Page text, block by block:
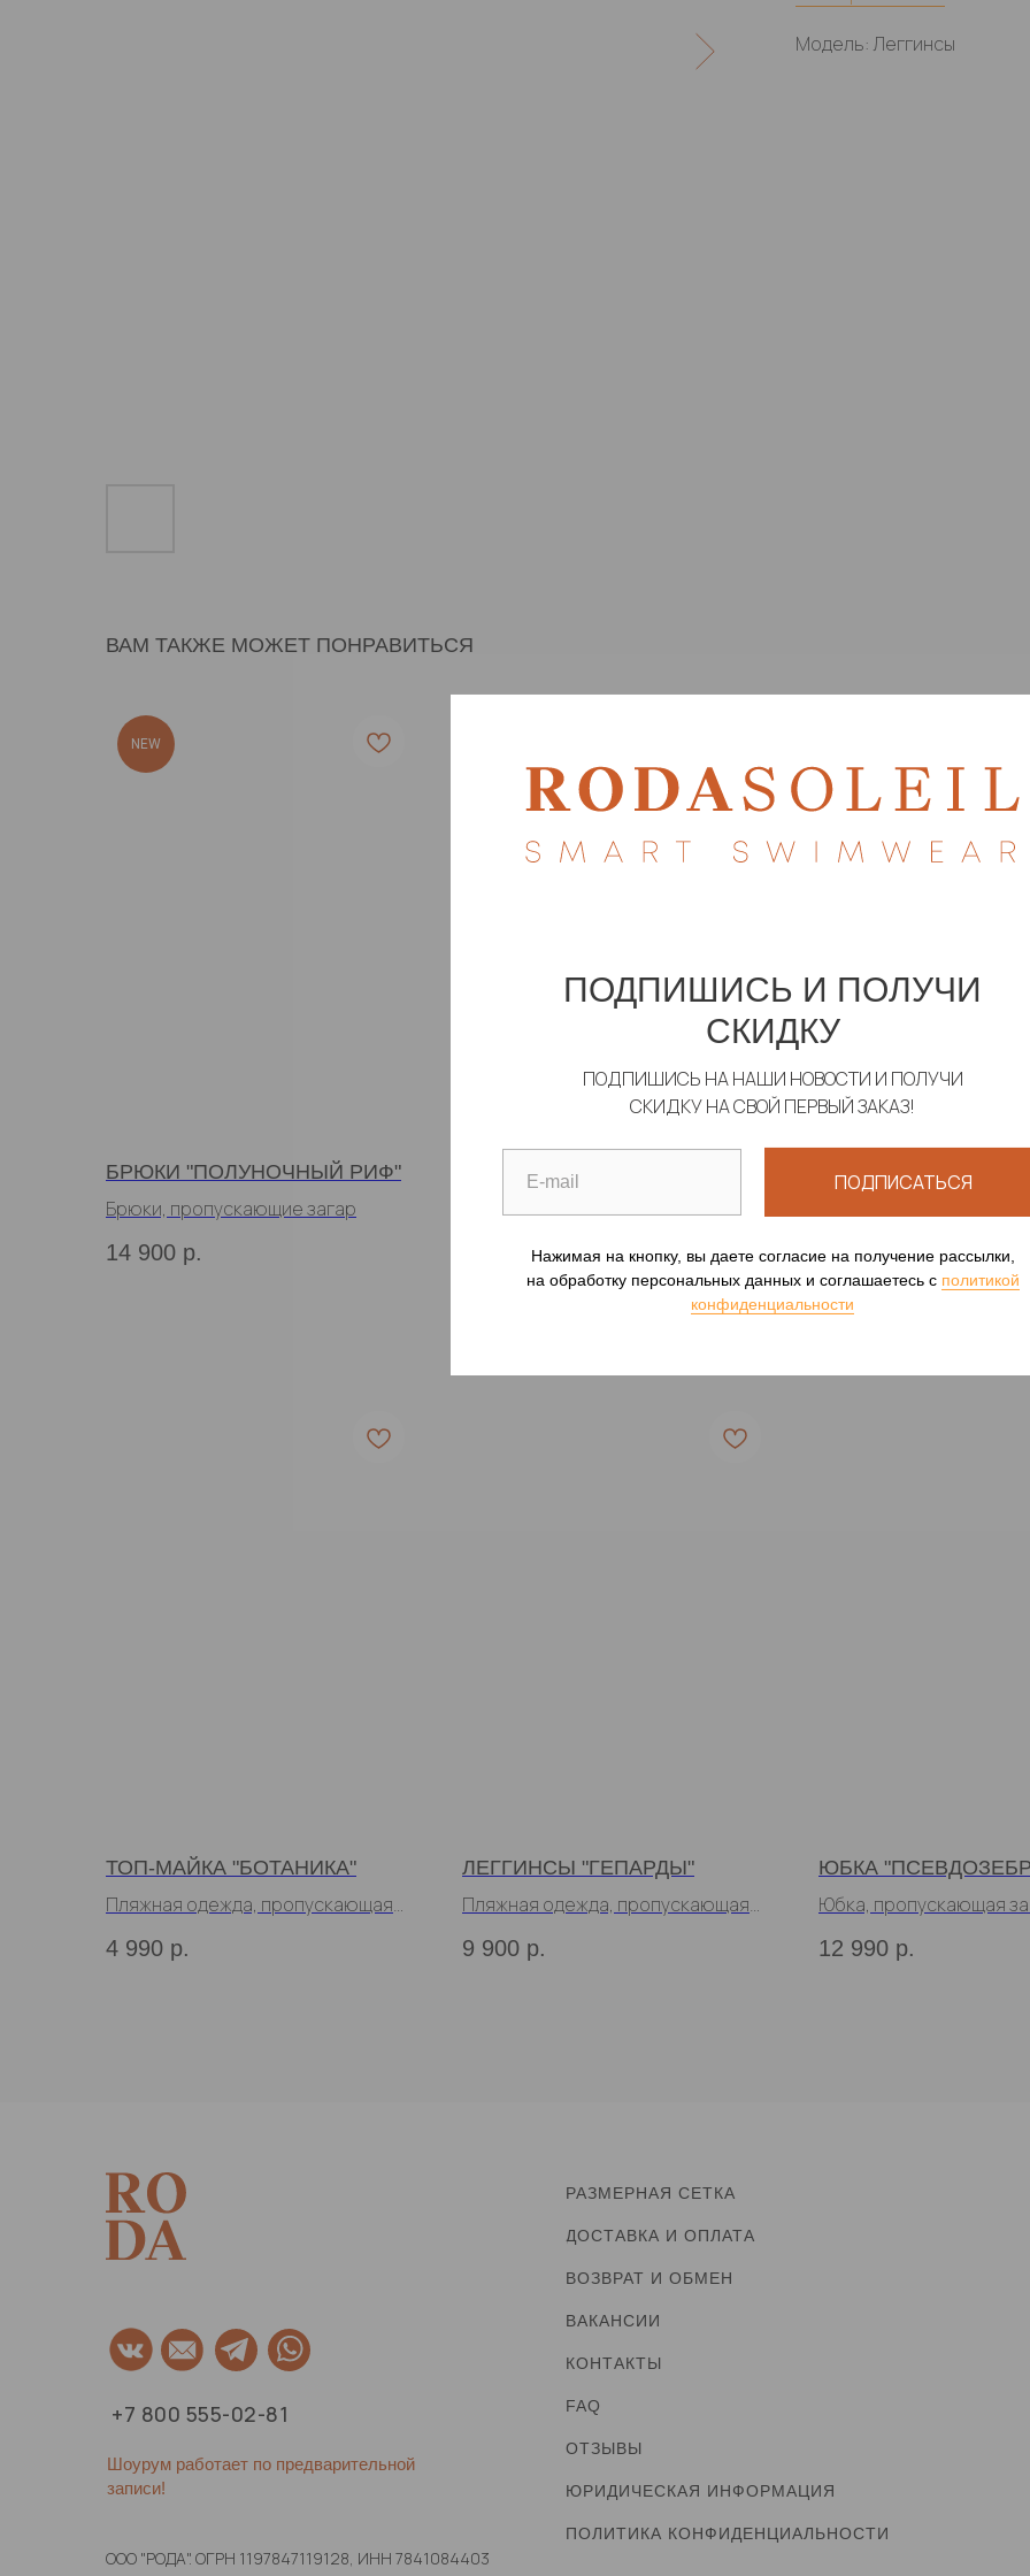
Модель: Леггинсы
ВАМ ТАКЖЕ МОЖЕТ ПОНРАВИТЬСЯ
NEW
БРЮКИ "ПОЛУНОЧНЫЙ РИФ"
Брюки, пропускающие загар
14 900 р.
ТУНИКА С КАПЮШОНОМ
17 100 р.
ТУНИКА
загар
16 100 р.
ТОП-МАЙКА "БОТАНИКА"
Пляжная одежда, пропускающая
4 990 р.
ЛЕГГИНСЫ "ГЕПАРДЫ"
Пляжная одежда, пропускающая
9 900 р.
ЮБКА
Юбка, пропускающая
12 990 р.
+7 800 555-02-81
ПОЛИТИКА КОНФИДЕНЦИАЛЬНОСТИ
ЮРИДИЧЕСКАЯ ИНФОРМАЦИЯ
РАЗМЕРНАЯ СЕТКА
ДОСТАВКА И ОПЛАТА
КОНТАКТЫ
FAQ
ОТЗЫВЫ
ООО "РОДА". ОГРН 1197847119128, ИНН 7841084403
ВОЗВРАТ И ОБМЕН
ВАКАНСИИ
Шоурум работает по предварительной
записи!
ПОДПИШИСЬ И ПОЛУЧИ
СКИДКУ
ПОДПИШИСЬ НА НАШИ НОВОСТИ И ПОЛУЧИ
СКИДКУ НА СВОЙ ПЕРВЫЙ ЗАКАЗ!
ПОДПИСАТЬСЯ
Нажимая на кнопку, вы даете согласие на получение рассылки,
на обработку персональных данных и соглашаетесь c политикой
конфиденциальности